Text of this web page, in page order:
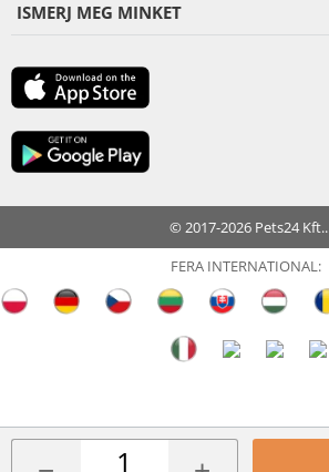
ISMERJ MEG MINKET
© 2017-2026 Pets24 Kft..
FERA INTERNATIONAL: